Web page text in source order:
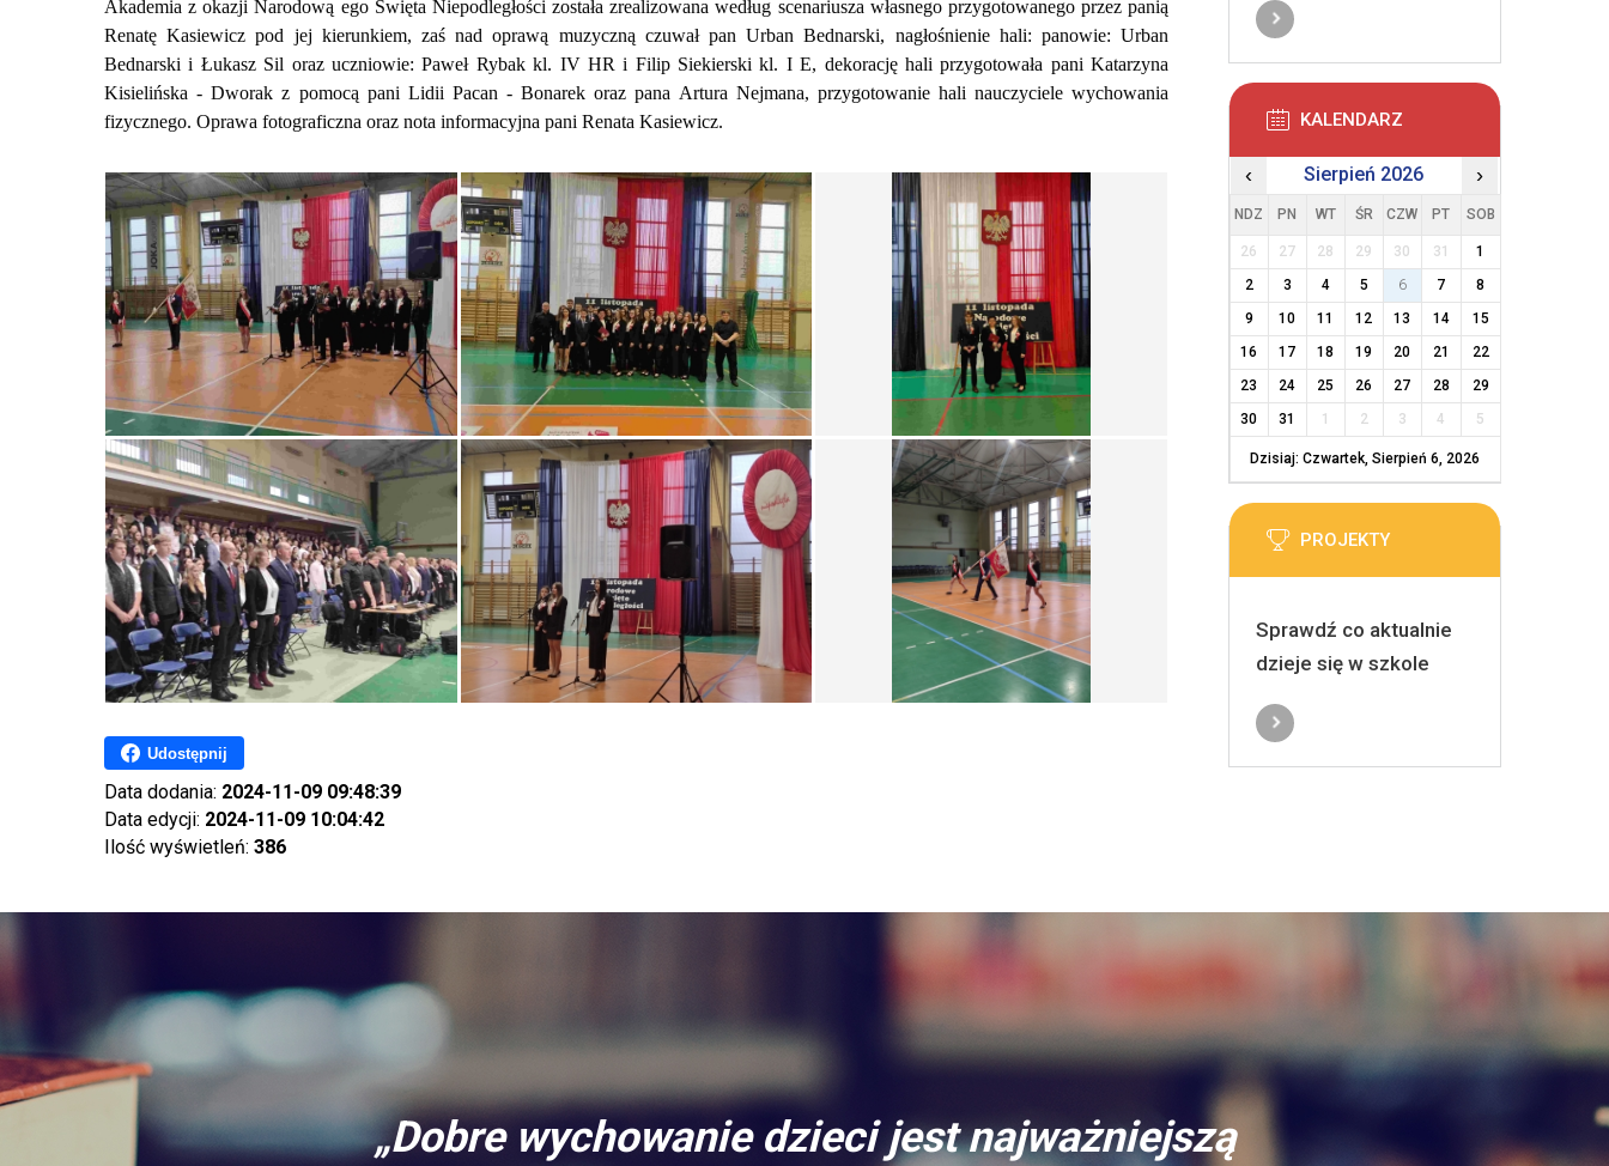
Akademia z okazji Narodową ego Święta Niepodległości została zrealizowana według scenariusza własnego przygotowanego przez panią
Renatę Kasiewicz pod jej kierunkiem, zaś nad oprawą muzyczną czuwał pan Urban Bednarski, nagłośnienie hali: panowie: Urban
Bednarski i Łukasz Sil oraz uczniowie: Paweł Rybak kl. IV HR i Filip Siekierski kl. I E, dekorację hali przygotowała pani Katarzyna
Kisielińska - Dworak z pomocą pani Lidii Pacan - Bonarek oraz pana Artura Nejmana, przygotowanie hali nauczyciele wychowania
fizycznego. Oprawa fotograficzna oraz nota informacyjna pani Renata Kasiewicz.
Udostępnij
Data dodania: 2024-11-09 09:48:39
Data edycji: 2024-11-09 10:04:42
Ilość wyświetleń: 386
KALENDARZ
‹ Sierpień 2026 ›
NDZ PN WT ŚR CZW PT SOB
26 27 28 29 30 31
1
2
3 4 5 6 7
8
9
10 11 12 13 14
15
16
17 18 19 20 21
22
23
24 25 26 27 28
29
30
31 1 2 3 4 5
Dzisiaj: Czwartek, Sierpień 6, 2026
PROJEKTY
Sprawdź co aktualnie
dzieje się w szkole
„Dobre wychowanie dzieci jest najważniejszą